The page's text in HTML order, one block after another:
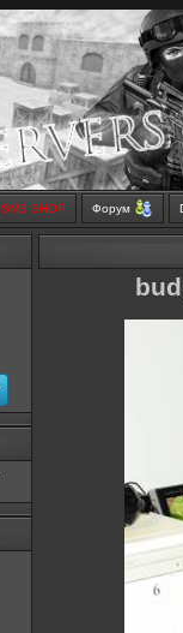
SMS SHOP Форум